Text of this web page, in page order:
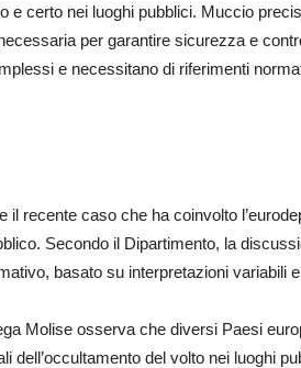
e certo nei luoghi pubblici. Muccio
per garantire sicurezza e
e necessitano di riferimenti
il recente caso che ha coinvolto
Secondo il Dipartimento, la
basato su interpretazioni variabili
Molise osserva che diversi Paesi
dell’occultamento del volto nei luoghi